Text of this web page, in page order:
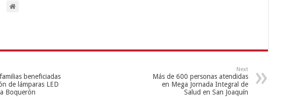
beneficiadas
de lámparas LED
Boquerón
Next
Más de 600 personas atendidas
en Mega Jornada Integral de
Salud en San Joaquín